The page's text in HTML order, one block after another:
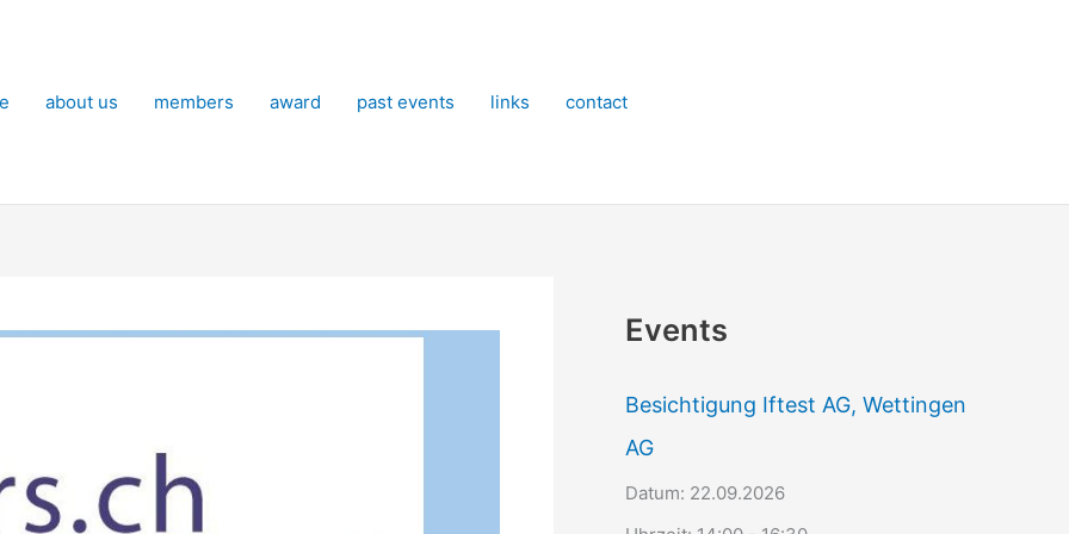
about us members award past events links contact
Events
Besichtigung Iftest AG, Wettingen
AG
Datum: 22.09.2026